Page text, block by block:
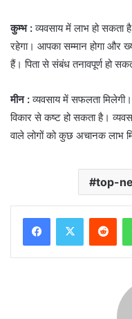
कुम्भ :व्यवसाय में लाभ हो
रहेगा। आपका सम्मान होगा
हैं। पिता से संबंध तनावपूर्ण हो
मीन :व्यवसाय में सफलता
विकार से कष्ट हो सकता है।
वाले लोगों को कुछ अचानक लाभ
top-